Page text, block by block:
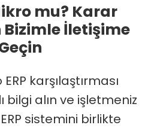
mu? Karar
İletişime
karşılaştırması
bilgi alın ve işletmeniz
sistemini birlikte